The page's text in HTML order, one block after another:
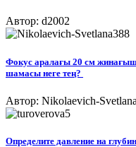
Автор: d2002
Фокус аралағы 20 см
шамасы неге тең? ​
Автор: Nikolaevich-
Определите давление на